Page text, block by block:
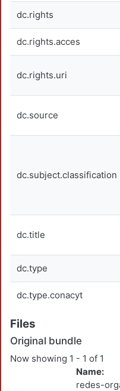
dc.rights
dc.rights.acces
dc.rights.uri
dc.source
dc.subject.classification
dc.title
dc.type
dc.type.conacyt
Files
Original bundle
Now showing 1 - 1 of 1
Name:
redes-